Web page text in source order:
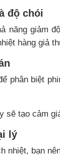
độ chói
năng giảm
hàng giả
phân biệt
sẽ tạo cảm
lý
nhiệt, bạn